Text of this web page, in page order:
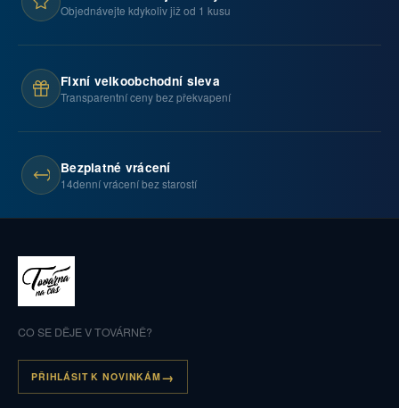
Objednávejte kdykoliv již od 1 kusu
Fixní velkoobchodní sleva
Transparentní ceny bez překvapení
Bezplatné vrácení
14denní vrácení bez starostí
CO SE DĚJE V TOVÁRNĚ?
PŘIHLÁSIT K NOVINKÁM